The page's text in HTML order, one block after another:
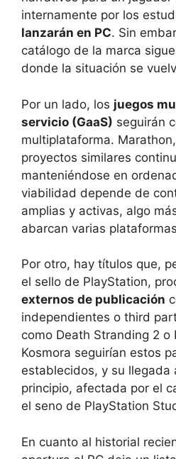
internamente por los
lanzarán en PC. Sin
catálogo de la marca
donde la situación se
Por un lado, los juegos
servicio (GaaS) seguirán
multiplataforma.
proyectos similares
manteniéndose en
viabilidad depende de
amplias y activas, algo
abarcan varias
Por otro, hay títulos que,
el sello de PlayStation,
externos de publicación
independientes o third
como Death Stranding 2 o
Kosmora seguirían estos
establecidos, y su llegada
principio, afectada por el
el seno de PlayStation
En cuanto al historial